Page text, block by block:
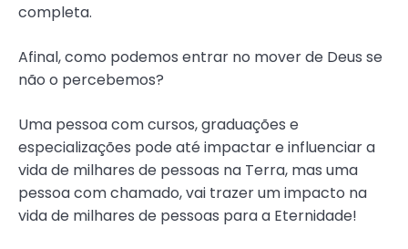
completa.
Afinal, como podemos entrar no mover de Deus se
não o percebemos?
Uma pessoa com cursos, graduações e
especializações pode até impactar e influenciar a
vida de milhares de pessoas na Terra, mas uma
pessoa com chamado, vai trazer um impacto na
vida de milhares de pessoas para a Eternidade!